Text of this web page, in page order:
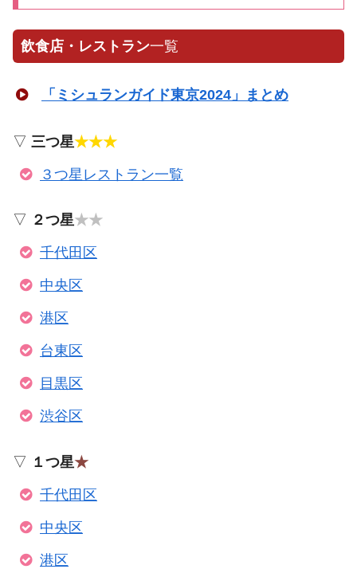
飲食店・レストラン一覧
「ミシュランガイド東京2024」まとめ
▽ 三つ星★★★
３つ星レストラン一覧
▽ ２つ星★★
千代田区
中央区
港区
台東区
目黒区
渋谷区
▽ １つ星★
千代田区
中央区
港区